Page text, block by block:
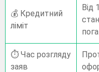
💰 Кредитний
ліміт
Від
⏱️ Час розгляду
заяв